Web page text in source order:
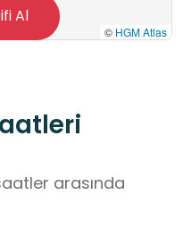
© HGM Atlas
Al
arasında